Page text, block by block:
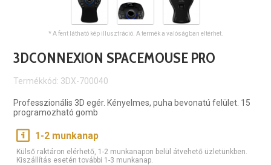
* A fent látható kép illusztráció. A termék a valóságban eltérhet.
3DCONNEXION SPACEMOUSE PRO
Termékkód: 3DX-700040
Professzionális 3D egér. Kényelmes, puha bevonatú felület. 15
programozható gomb
1-2 munkanap
Külső raktáron elérhető, 1-2 munkanapon belül átvehető üzletünkben.
Kiszállítás esetén további 1-3 munkanap.